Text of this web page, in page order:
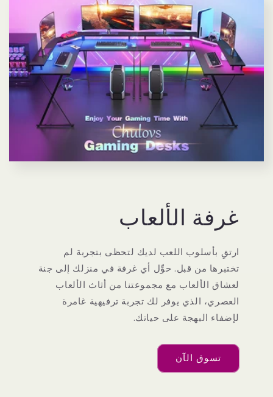
غرفة الألعاب
ارتقِ بأسلوب اللعب لديك لتحظى بتجربة لم
تختبرها من قبل. حوِّل أي غرفة في منزلك إلى جنة
لعشاق الألعاب مع مجموعتنا من أثاث الألعاب
العصري، الذي يوفر لك تجربة ترفيهية غامرة
لإضفاء البهجة على حياتك.
تسوق الآن